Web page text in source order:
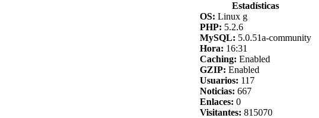
Estadísticas
OS: Linux g
PHP: 5.2.6
MySQL: 5.0.51a-community
Hora: 16:31
Caching: Enabled
GZIP: Enabled
Usuarios: 117
Noticias: 667
Enlaces: 0
Visitantes: 815070